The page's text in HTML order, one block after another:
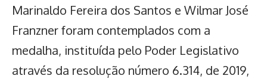
Marinaldo Fereira dos Santos e Wilmar José
Franzner foram contemplados com a
medalha, instituída pelo Poder Legislativo
através da resolução número 6.314, de 2019,